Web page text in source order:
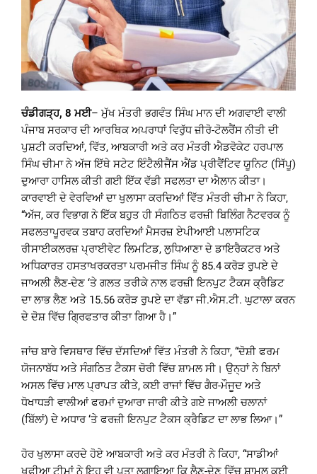
ਚੰਡੀਗੜ੍ਹ, 8 ਮਈ– ਮੁੱਖ ਮੰਤਰੀ ਭਗਵੰਤ ਸਿੰਘ ਮਾਨ ਦੀ ਅਗਵਾਈ ਵਾਲੀ
ਪੰਜਾਬ ਸਰਕਾਰ ਦੀ ਆਰਥਿਕ ਅਪਰਾਧਾਂ ਵਿਰੁੱਧ ਜ਼ੀਰੋ-ਟੋਲਰੈਂਸ ਨੀਤੀ ਦੀ
ਪੁਸ਼ਟੀ ਕਰਦਿਆਂ, ਵਿੱਤ, ਆਬਕਾਰੀ ਅਤੇ ਕਰ ਮੰਤਰੀ ਐਡਵੋਕੇਟ ਹਰਪਾਲ
ਸਿੰਘ ਚੀਮਾ ਨੇ ਅੱਜ ਇੱਥੇ ਸਟੇਟ ਇੰਟੈਲੀਜੈਂਸ ਐਂਡ ਪ੍ਰੀਵੈਂਟਿਵ ਯੂਨਿਟ (ਸਿੱਪੂ)
ਦੁਆਰਾ ਹਾਸਿਲ ਕੀਤੀ ਗਈ ਇੱਕ ਵੱਡੀ ਸਫਲਤਾ ਦਾ ਐਲਾਨ ਕੀਤਾ।
ਕਾਰਵਾਈ ਦੇ ਵੇਰਵਿਆਂ ਦਾ ਖੁਲਾਸਾ ਕਰਦਿਆਂ ਵਿੱਤ ਮੰਤਰੀ ਚੀਮਾ ਨੇ ਕਿਹਾ,
“ਅੱਜ, ਕਰ ਵਿਭਾਗ ਨੇ ਇੱਕ ਬਹੁਤ ਹੀ ਸੰਗਠਿਤ ਫਰਜ਼ੀ ਬਿਲਿੰਗ ਨੈਟਵਰਕ ਨੂੰ
ਸਫਲਤਾਪੂਰਵਕ ਤਬਾਹ ਕਰਦਿਆਂ ਮੈਸਰਜ਼ ਏਪੀਆਈ ਪਲਾਸਟਿਕ
ਰੀਸਾਈਕਲਰਜ਼ ਪ੍ਰਾਈਵੇਟ ਲਿਮਟਿਡ, ਲੁਧਿਆਣਾ ਦੇ ਡਾਇਰੈਕਟਰ ਅਤੇ
ਅਧਿਕਾਰਤ ਹਸਤਾਖਰਕਰਤਾ ਪਰਮਜੀਤ ਸਿੰਘ ਨੂੰ 85.4 ਕਰੋੜ ਰੁਪਏ ਦੇ
ਜਾਅਲੀ ਲੈਣ-ਦੇਣ ‘ਤੇ ਗਲਤ ਤਰੀਕੇ ਨਾਲ ਫਰਜ਼ੀ ਇਨਪੁਟ ਟੈਕਸ ਕ੍ਰੈਡਿਟ
ਦਾ ਲਾਭ ਲੈਣ ਅਤੇ 15.56 ਕਰੋੜ ਰੁਪਏ ਦਾ ਵੱਡਾ ਜੀ.ਐਸ.ਟੀ. ਘੁਟਾਲਾ ਕਰਨ
ਦੇ ਦੋਸ਼ ਵਿੱਚ ਗ੍ਰਿਫਤਾਰ ਕੀਤਾ ਗਿਆ ਹੈ।”
ਜਾਂਚ ਬਾਰੇ ਵਿਸਥਾਰ ਵਿੱਚ ਦੱਸਦਿਆਂ ਵਿੱਤ ਮੰਤਰੀ ਨੇ ਕਿਹਾ, “ਦੋਸ਼ੀ ਫਰਮ
ਯੋਜਨਾਬੱਧ ਅਤੇ ਸੰਗਠਿਤ ਟੈਕਸ ਚੋਰੀ ਵਿੱਚ ਸ਼ਾਮਲ ਸੀ। ਉਨ੍ਹਾਂ ਨੇ ਬਿਨਾਂ
ਅਸਲ ਵਿੱਚ ਮਾਲ ਪ੍ਰਾਪਤ ਕੀਤੇ, ਕਈ ਰਾਜਾਂ ਵਿੱਚ ਗੈਰ-ਮੌਜੂਦ ਅਤੇ
ਧੋਖਾਧੜੀ ਵਾਲੀਆਂ ਫਰਮਾਂ ਦੁਆਰਾ ਜਾਰੀ ਕੀਤੇ ਗਏ ਜਾਅਲੀ ਚਲਾਨਾਂ
(ਬਿੱਲਾਂ) ਦੇ ਅਧਾਰ ‘ਤੇ ਫਰਜ਼ੀ ਇਨਪੁਟ ਟੈਕਸ ਕ੍ਰੈਡਿਟ ਦਾ ਲਾਭ ਲਿਆ।”
ਹੋਰ ਖੁਲਾਸਾ ਕਰਦੇ ਹੋਏ ਆਬਕਾਰੀ ਅਤੇ ਕਰ ਮੰਤਰੀ ਨੇ ਕਿਹਾ, “ਸਾਡੀਆਂ
ਖੁਫੀਆ ਟੀਮਾਂ ਨੇ ਇਹ ਵੀ ਪਤਾ ਲਗਾਇਆ ਕਿ ਲੈਣ-ਦੇਣ ਵਿੱਚ ਸ਼ਾਮਲ ਕਈ